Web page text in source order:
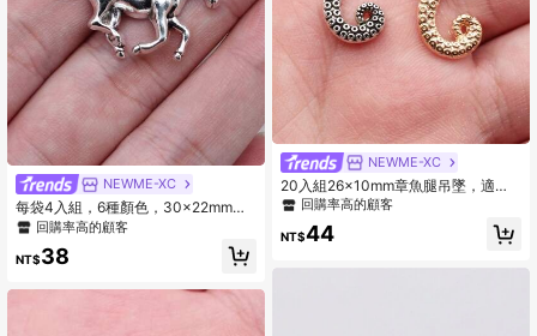
NEWME-XC
每袋4入組，6種顏色，30x22mm馬
形吊墜，可用於DIY鑰匙扣、項鍊、手
回購率高的顧客
NT$38
NEWME-XC
20入組26x10mm章魚腿吊墜，適用
於手工珠寶製作DIY女式手鍊項鍊製作
回購率高的顧客
NT$44